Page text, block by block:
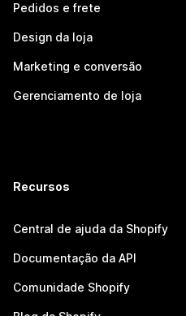
Pedidos e frete
Design da loja
Marketing e conversão
Gerenciamento de loja
Recursos
Central de ajuda da Shopify
Documentação da API
Comunidade Shopify